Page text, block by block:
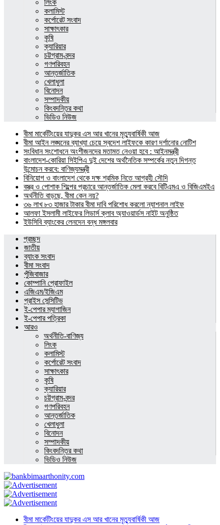
লিংক
কলামিস্ট
কর্পোরেট সংবাদ
সাক্ষাৎকার
কৃষি
ক্যারিয়ার
চট্টগ্রাম-বন্দর
গণপরিবহন
আন্তর্জাতিক
খেলাধুলা
বিনোদন
সম্পাদকীয়
কিংবদন্তির কথা
ভিডিও নিউজ
বীমা মার্কেটিংয়ের যাদুকর এস আর খানের মৃত্যুবার্ষিকী আজ
বীমা আইন লঙ্ঘনের ব্যাখ্যা চেয়ে স্বদেশ লাইফকে কারণ দর্শানোর নোটিশ
সংবিধান সংশোধনে অংশীজনদের মতামত নেওয়া হবে : আইনমন্ত্রী
বাংলাদেশ-কোরিয়া সিইপিএ দুই দেশের অর্থনৈতিক সম্পর্কের নতুন দিগন্ত
উন্মোচন করবে: বাণিজ্যমন্ত্রী
বিনিয়োগ ও বাংলাদেশ থেকে দক্ষ শ্রমিক নিতে আগ্রহী সৌদি
বস্ত্র ও পোশাক শিল্পের প্রচারে আন্তর্জাতিক মেলা করবে বিটিএমএ ও বিজিএমইএ
অর্থনীতি বাড়ছে, বীমা কেন নয়?
৩৬ লাখ ৮৩ হাজার টাকার বীমা দাবি পরিশোধ করলো ন্যাশনাল লাইফ
আলফা ইসলামী লাইফের লিডার্স ক্লাব অ্যাওয়ার্ডস নাইট অনুষ্ঠিত
ইউসিবি ব্যাংকের লেনদেন বন্ধ মঙ্গলবার
প্রচ্ছদ
জাতীয়
ব্যাংক সংবাদ
বীমা সংবাদ
পুঁজিবাজার
কোম্পানি প্রোফাইল
এজিএম/ইজিএম
প্রাইস সেন্সিটিভ
ই-পেপার ম্যাগাজিন
ই-পেপার পত্রিকা
আরও
অর্থনীতি-বাণিজ্য
লিংক
কলামিস্ট
কর্পোরেট সংবাদ
সাক্ষাৎকার
কৃষি
ক্যারিয়ার
চট্টগ্রাম-বন্দর
গণপরিবহন
আন্তর্জাতিক
খেলাধুলা
বিনোদন
সম্পাদকীয়
কিংবদন্তির কথা
ভিডিও নিউজ
বীমা মার্কেটিংয়ের যাদুকর এস আর খানের মৃত্যুবার্ষিকী আজ